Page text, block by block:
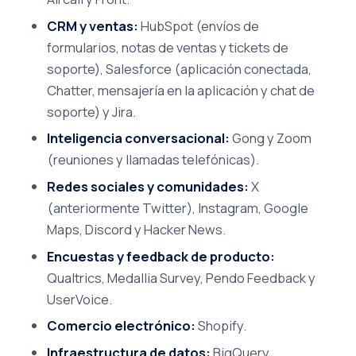
CRM y ventas:HubSpot (envíos de
formularios, notas de ventas y tickets de
soporte), Salesforce (aplicación conectada,
Chatter, mensajería en la aplicación y chat de
soporte) y Jira.
Inteligencia conversacional:Gong y Zoom
(reuniones y llamadas telefónicas).
Redes sociales y comunidades:X
(anteriormente Twitter), Instagram, Google
Maps, Discord y Hacker News.
Encuestas y feedback de producto:
Qualtrics, Medallia Survey, Pendo Feedback y
UserVoice.
Comercio electrónico:Shopify.
Infraestructura de datos:BigQuery,